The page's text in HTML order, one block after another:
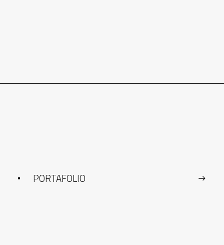
PORTAFOLIO